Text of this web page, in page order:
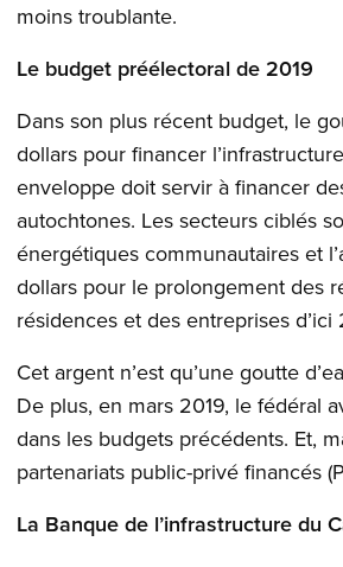
moins troublante.
Le budget préélectoral de 2019
Dans son plus récent budget, le
dollars pour financer
enveloppe doit servir à financer
autochtones. Les secteurs ciblés
énergétiques communautaires et
dollars pour le prolongement des
résidences et des entreprises d’ici
Cet argent n’est qu’une goutte
De plus, en mars 2019, le fédéral
dans les budgets précédents. Et,
partenariats public-privé financés
La Banque de l’infrastructure du